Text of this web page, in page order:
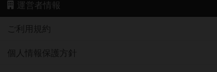
運営者情報
ご利用規約
個人情報保護方針